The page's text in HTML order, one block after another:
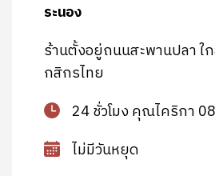
ระนอง
ร้านตั้งอยู่ถนนสะพานปลา ใ
กสิกรไทย
24 ชั่วโมง คุณไคริกา
ไม่มีวันหยุด